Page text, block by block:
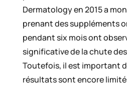
Dermatology en 2015 a
prenant des suppléments
pendant six mois ont
significative de la chute
Toutefois, il est important
résultats sont encore